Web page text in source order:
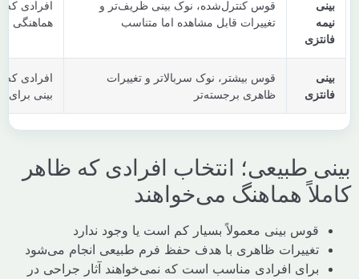
قوس کنترل‌شده، نوک بینی ظریف‌تر و
تغییرات قابل مشاهده اما متناسب
افرادی که زیبایی
هماهنگی چهره
قوس بیشتر، نوک سربالاتر و تغییرات
ظاهری برجسته‌تر
افرادی که
بینی برای این سبک
طبیعی؛ انتخاب افرادی که ظاهر
هماهنگ می‌خواهند
قوس بینی معمولاً بسیار کم است یا وجود ندارد
تغییرات ظاهری با هدف حفظ فرم طبیعی انجام می‌شود
برای افرادی مناسب است که نمی‌خواهند آثار جراحی در